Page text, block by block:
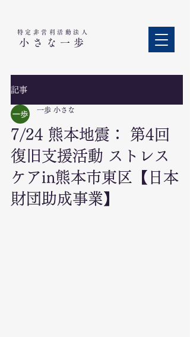
特定非営利活動法人​
小さな一歩
記事
7/24 熊本地震： 第4回
復旧支援活動 ストレス
ケアin熊本市東区【日本
財団助成事業】
一歩 小さな